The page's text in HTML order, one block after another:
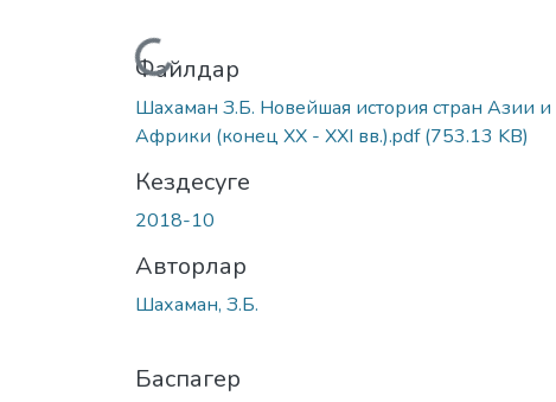
Жүктеу...
Файлдар
Шахаман З.Б. Новейшая история стран Азии и
Африки (конец XX - XXI вв.).pdf(753.13 KB)
Кездесуге
2018-10
Авторлар
Шахаман, З.Б.
Баспагер